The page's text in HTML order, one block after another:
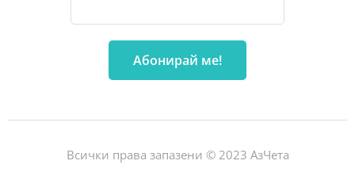
Всички права запазени © 2023 АзЧета